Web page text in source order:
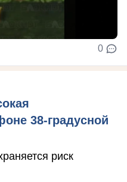
0
38-градусной
риск